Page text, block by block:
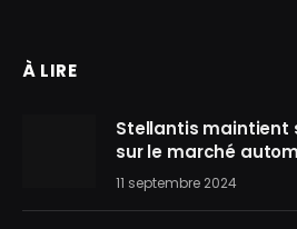
À LIRE
Stellantis maintient
sur le marché
11 septembre 2024